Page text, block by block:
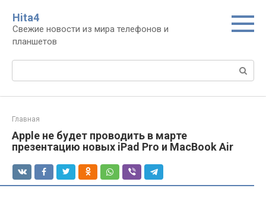
контенту
Нita4
Свежие новости из мира телефонов и
планшетов
Поиск:
Главная
Apple не будет проводить в марте
презентацию новых iPad Pro и MacBook Air